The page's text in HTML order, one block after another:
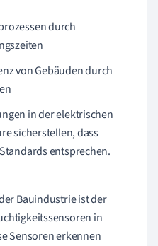
durch
von Gebäuden durch
in der elektrischen
sicherstellen, dass
entsprechen.
Bauindustrie ist der
in
Sensoren erkennen